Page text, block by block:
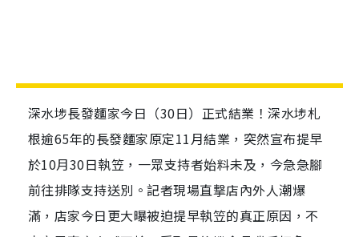
深水埗長發麵家今日（30日）正式結業！深水埗札
根逾65年的長發麵家原定11月結業，突然宣布提早
於10月30日執笠，一眾支持者始料未及，今急急腳
前往排隊支持送別。記者現場直撃店內外人潮爆
滿，店家今日更大曝被迫提早執笠的真正原因，不